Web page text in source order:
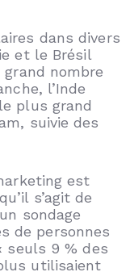
dans divers
et le Brésil
nombre
l’Inde
plus grand
suivie des
est
s’agit de
sondage
de personnes
seuls 9 % des
utilisaient